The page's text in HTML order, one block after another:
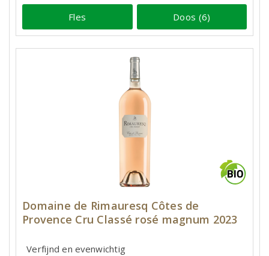
Fles Doos (6)
Domaine de Rimauresq Côtes de
Provence Cru Classé rosé magnum 2023
Verfijnd en evenwichtig